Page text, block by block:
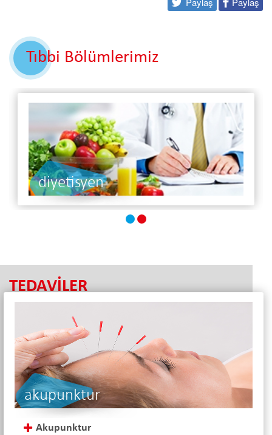
Tıbbi Bölümlerimiz
diyetisyen
TEDAVİLER
akupunktur
Akupunktur